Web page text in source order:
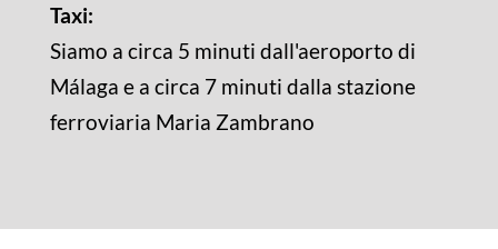
Taxi:
Siamo a circa 5 minuti dall'aeroporto di
Málaga e a circa 7 minuti dalla stazione
ferroviaria Maria Zambrano